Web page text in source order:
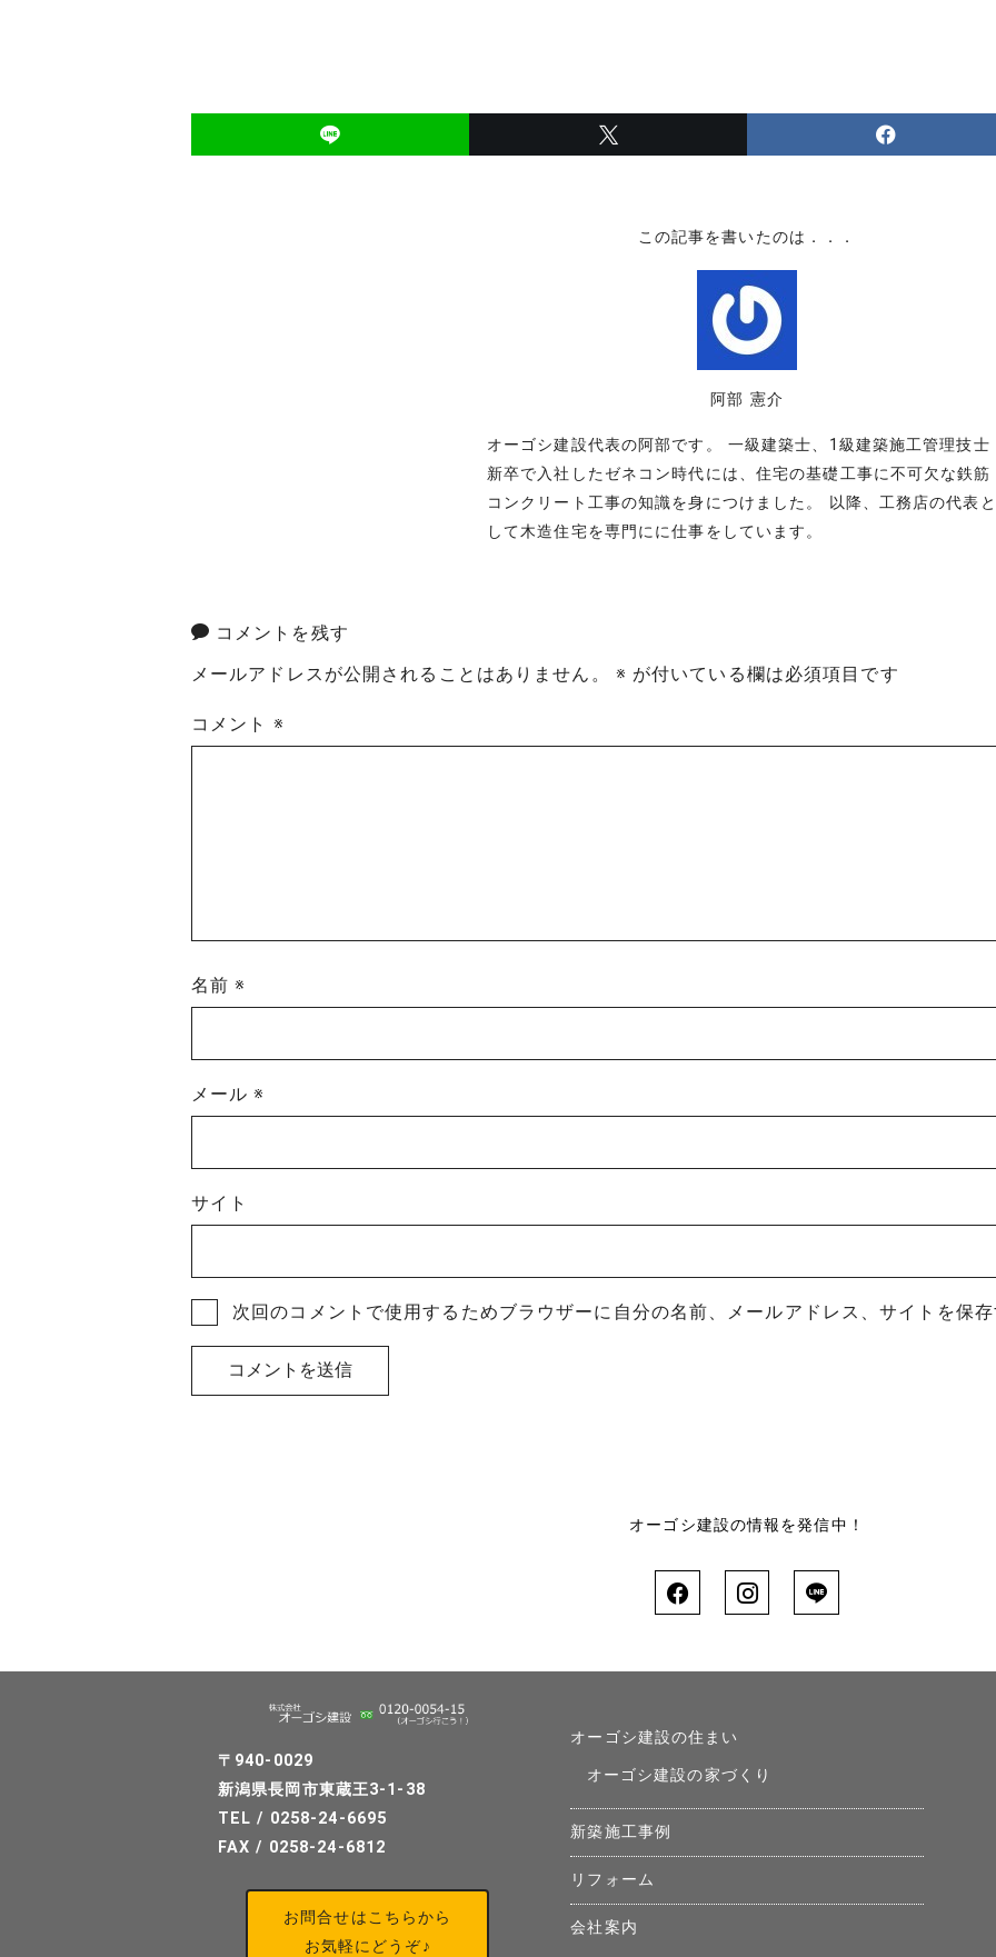
この記事を書いたのは．．．
阿部 憲介
オーゴシ建設代表の阿部です。 一級建築士、1級建築施工管理技士
新卒で入社したゼネコン時代には、住宅の基礎工事に不可欠な鉄筋
コンクリート工事の知識を身につけました。 以降、工務店の代表と
して木造住宅を専門にに仕事をしています。
コメントを残す
メールアドレスが公開されることはありません。
※ が付いている欄は必須項目です
コメント ※
名前※
メール※
サイト
次回のコメントで使用するためブラウザーに自分の名前、メールアドレス、サイトを保
オーゴシ建設の情報を発信中！
〒940-0029
新潟県長岡市東蔵王3-1-38
TEL / 0258-24-6695
FAX / 0258-24-6812
お問合せはこちらから
お気軽にどうぞ♪
オーゴシ建設の住まい
オーゴシ建設の家づくり
新築施工事例
リフォーム
会社案内